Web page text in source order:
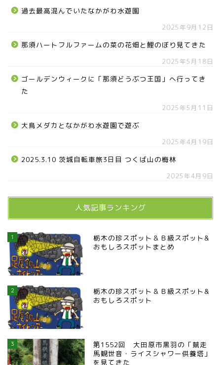
過去最高混んでいたなかがわ水遊園
2025年9月12日
那須ハートフルファームの菜の花畑と鯉のぼり見てきた
2025年5月18日
ゴールデンウィークに「那須どうぶつ王国」へ行ってき
た
2025年5月11日
大鳥メダカとなかがわ水遊園で遊ぶ
2025年4月19日
2025.3.10 茨城自転車旅3日目 つくば山の梅林
2025年4月9日
人気記事ランキング
1
栃木の珍スポット＆Ｂ級スポット&
おもしろスポットまとめ
2
栃木の珍スポット＆Ｂ級スポット&
おもしろスポット
3
第1552回 大田原市黒羽の「競走
馬観世音・ライスシャワー供養塔」
を見てきた